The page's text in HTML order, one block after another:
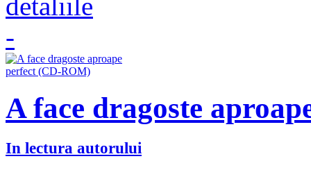
A face dragoste
In lectura autorului